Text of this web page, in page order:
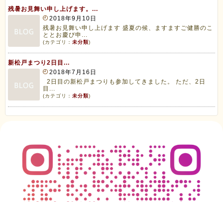
残暑お見舞い申し上げます。...
2018年9月10日
残暑お見舞い申し上げます 盛夏の候、ますますご健勝のこ
ととお慶び申...
(カテゴリ： 未分類)
新松戸まつり2日目...
2018年7月16日
2日目の新松戸まつりも参加してきました。 ただ、2日
目...
(カテゴリ： 未分類)